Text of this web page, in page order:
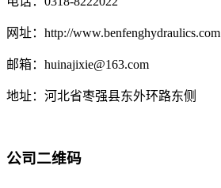
网址：http://www.benfenghydraulics.com
邮箱：huinajixie@163.com
地址：河北省枣强县东外环路东侧
公司二维码